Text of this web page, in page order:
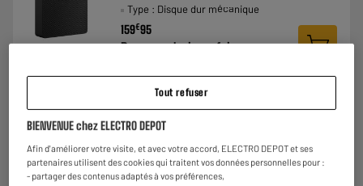
Type : Disque dur mécanique
159€95
Payer enplusieurs fois
BY ELECTRODEPOT
Tout refuser
BIENVENUE chez ELECTRO DEPOT
Afin d'améliorer votre visite, et avec votre accord, ELECTRO DEPOT et ses
partenaires utilisent des cookies qui traitent vos données personnelles pour :
- partager des contenus adaptés à vos préférences,